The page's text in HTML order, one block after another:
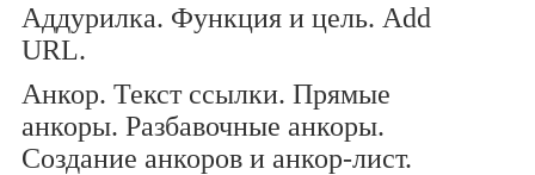
Аддурилка. Функция и цель. Add
URL.
Анкор. Текст ссылки. Прямые
анкоры. Разбавочные анкоры.
Создание анкоров и анкор-лист.